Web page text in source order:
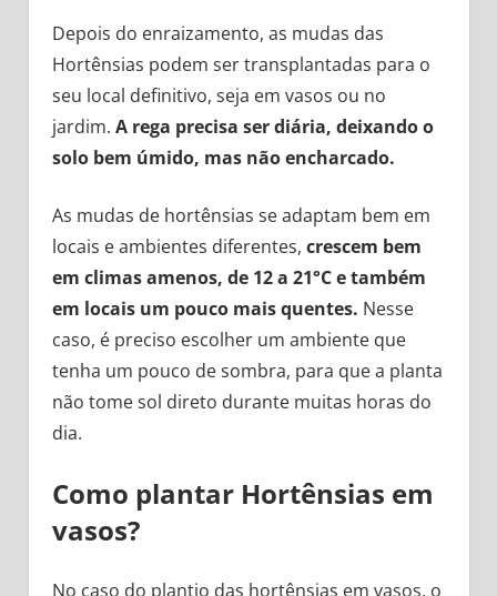
Depois do enraizamento, as mudas das
Hortênsias podem ser transplantadas para o
seu local definitivo, seja em vasos ou no
jardim. A rega precisa ser diária, deixando o
solo bem úmido, mas não encharcado.
As mudas de hortênsias se adaptam bem em
locais e ambientes diferentes, crescem bem
em climas amenos, de 12 a 21°C e também
em locais um pouco mais quentes. Nesse
caso, é preciso escolher um ambiente que
tenha um pouco de sombra, para que a planta
não tome sol direto durante muitas horas do
dia.
Como plantar Hortênsias em
vasos?
No caso do plantio das hortênsias em vasos, o